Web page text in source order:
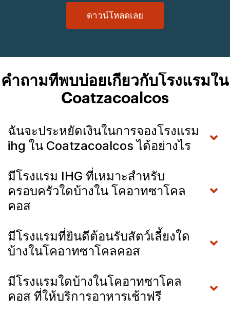
ดาวน์โหลดเลย
คำถามที่พบบ่อยเกี่ยวกับโรงแรมใน
Coatzacoalcos
ฉันจะประหยัดเงินในการจองโรงแรม
ihg ใน Coatzacoalcos ได้อย่างไร
มีโรงแรม IHG ที่เหมาะสำหรับ
ครอบครัวใดบ้างใน โคอาทซาโคล
คอส
มีโรงแรมที่ยินดีต้อนรับสัตว์เลี้ยงใด
บ้างในโคอาทซาโคลคอส
มีโรงแรมใดบ้างในโคอาทซาโคล
คอส ที่ให้บริการอาหารเช้าฟรี